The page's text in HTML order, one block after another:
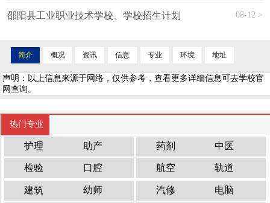
邵阳县工业职业技术学校、学校招生计划 08-12 >
简介 概况 资讯 信息 专业 环境 地址
声明：以上信息来源于网络，仅供参考，查看更多详细信息可去学校官
网查询。
热门专业
护理 助产 药剂 中医
检验 口腔 航空 轨道
建筑 幼师 汽修 电脑